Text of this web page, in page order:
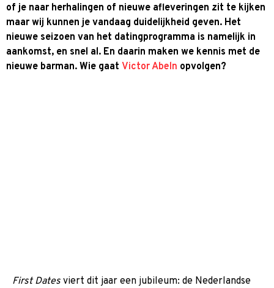
of je naar herhalingen of nieuwe afleveringen zit te kijken
maar wij kunnen je vandaag duidelijkheid geven. Het
nieuwe seizoen van het datingprogramma is namelijk in
aankomst, en snel al. En daarin maken we kennis met de
nieuwe barman. Wie gaat Victor Abeln opvolgen?
First Dates viert dit jaar een jubileum: de Nederlandse